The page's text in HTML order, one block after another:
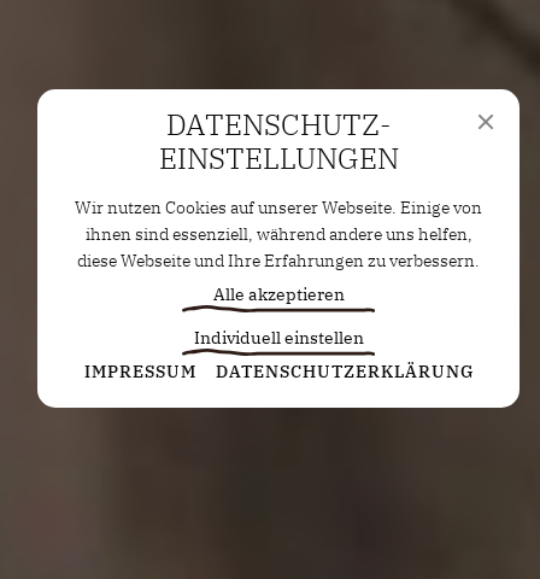
DATENSCHUTZ­
EINSTELLUNGEN
Wir nutzen Cookies auf unserer Webseite. Einige von
ihnen sind essenziell, während andere uns helfen,
diese Webseite und Ihre Erfahrungen zu verbessern.
Alle akzeptieren
Individuell einstellen
Statistiken
Diese Cookies erfassen anonyme Statistiken. Diese
IMPRESSUM DATENSCHUTZERKLÄRUNG